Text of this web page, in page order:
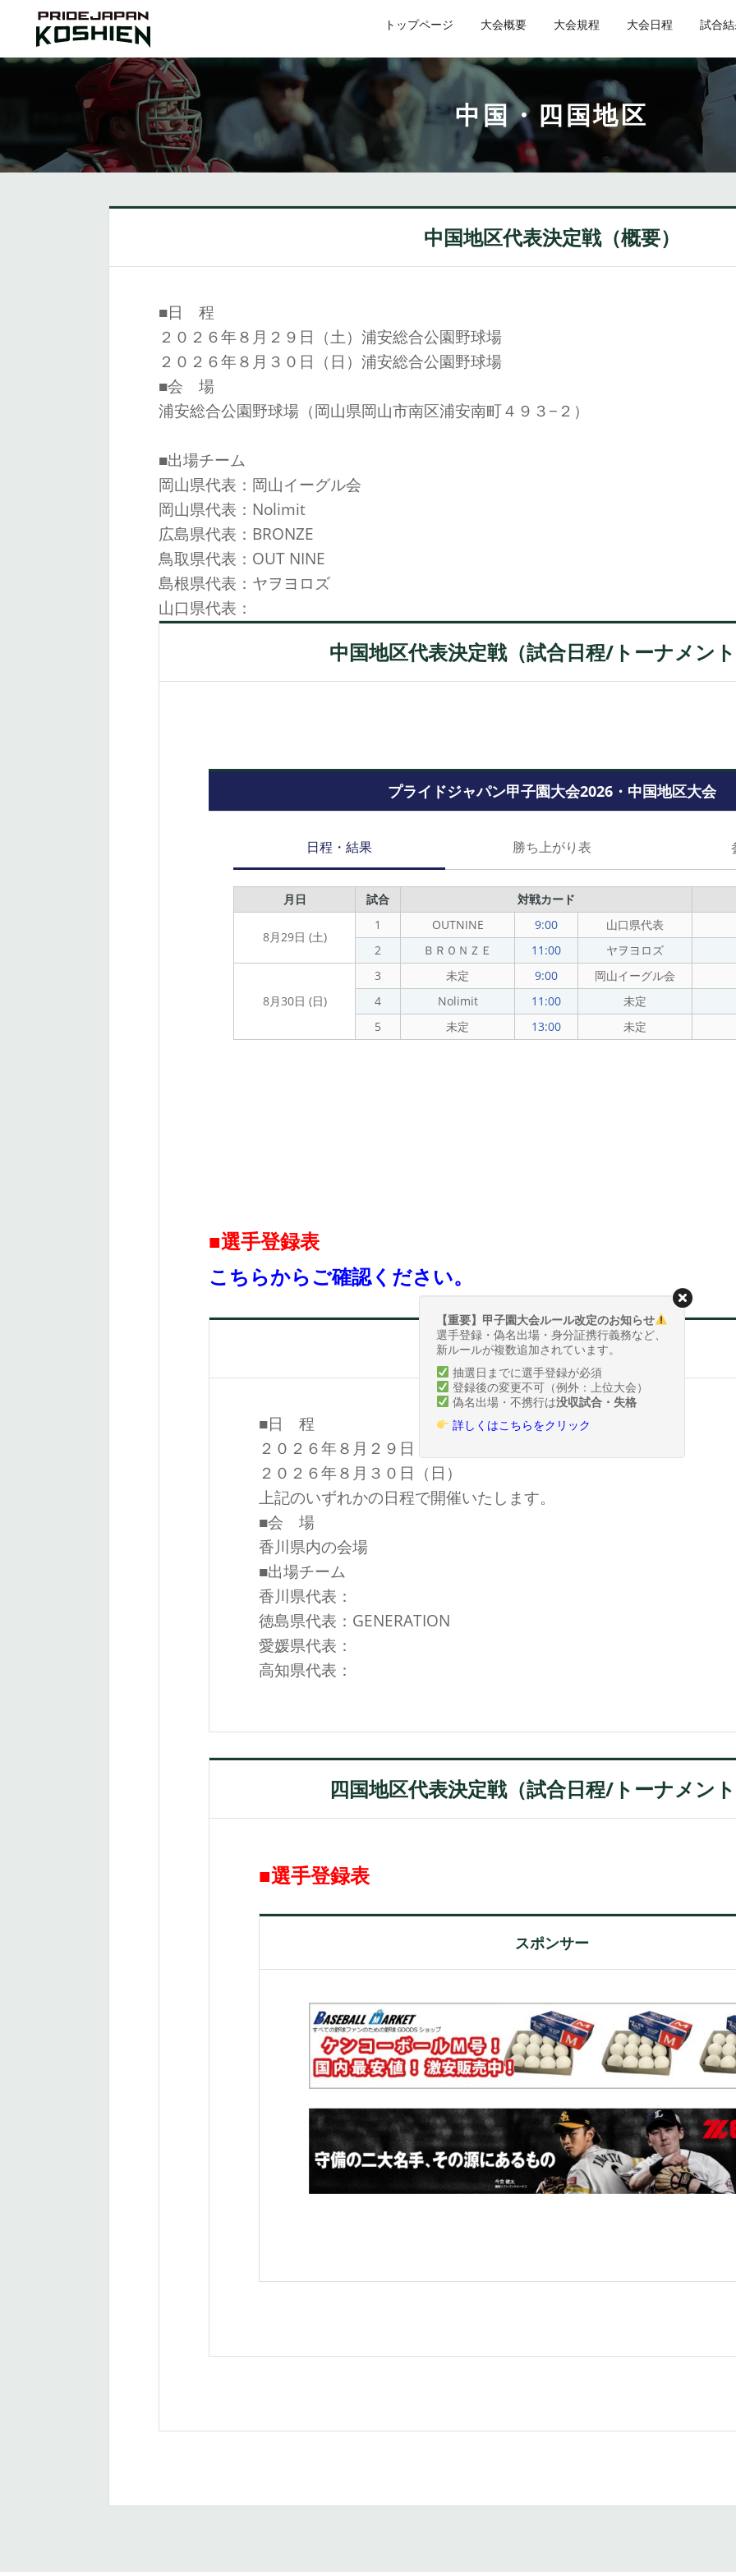
【重要】甲子園大会ルール改定のお知らせ
選手登録・偽名出場・身分証携行義務など、
新ルールが複数追加されています。
抽選日までに選手登録が必須
登録後の変更不可（例外：上位大会）
偽名出場・不携行は没収試合・失格
詳しくはこちらをクリック
トップページ 大会概要 大会規程 大会日程 試合
中国・四国地区
中国地区代表決定戦（概要）
■日 程
２０２６年８月２９日（土）浦安総合公園野球場
２０２６年８月３０日（日）浦安総合公園野球場
■会 場
浦安総合公園野球場（岡山県岡山市南区浦安南町４９３−２）
■出場チーム
岡山県代表：岡山イーグル会
岡山県代表：Nolimit
広島県代表：BRONZE
鳥取県代表：OUT NINE
島根県代表：ヤヲヨロズ
山口県代表：
中国地区代表決定戦（試合日程/トーナメン
プライドジャパン甲子園大会2026・中国地区大会
日程・結果 勝ち上がり表
月日 試合 対戦カード
8月29日 (土)
1 OUTNINE 9:00
山口県代表
2
ＢＲＯＮＺＥ 11:00 ヤヲヨロズ
8月30日 (日)
3 未定 9:00
岡山イーグル会
4
Nolimit 11:00
未定
5
未定 13:00 未定
■選手登録表
こちらからご確認ください。
四国地区代表決定戦（概要）
■日 程
２０２６年８月２９日（土）
２０２６年８月３０日（日）
上記のいずれかの日程で開催いたします。
■会 場
香川県内の会場
■出場チーム
香川県代表：
徳島県代表：GENERATION
愛媛県代表：
高知県代表：
四国地区代表決定戦（試合日程/トーナメン
■選手登録表
スポンサー